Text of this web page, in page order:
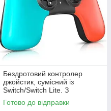
Бездротовий контролер
джойстик, сумісний із
Switch/Switch Lite. З
регульованою вібрацією
Готово до відправки